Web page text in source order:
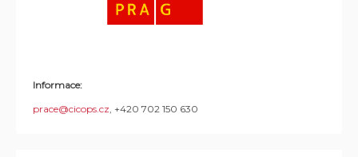
Informace:
prace@cicops.cz, +420 702 150 630